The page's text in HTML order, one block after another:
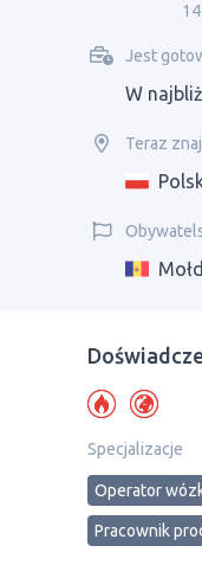
Jest
W
Teraz
Specjalizacje
Operator
Pracownik